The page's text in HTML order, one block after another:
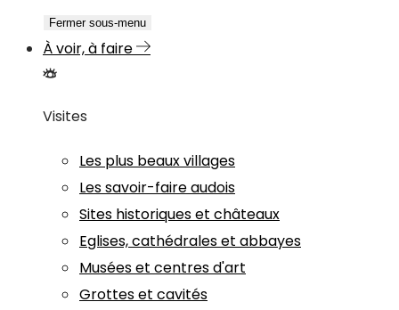
Fermer sous-menu
À voir, à faire
Visites
Les plus beaux villages
Les savoir-faire audois
Sites historiques et châteaux
Eglises, cathédrales et abbayes
Musées et centres d'art
Grottes et cavités